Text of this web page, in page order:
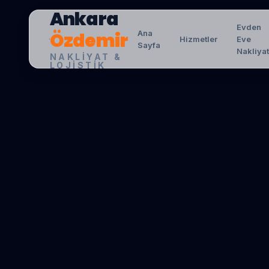
Ankara
Özdemir
NAKLIYAT &
LOJISTIK
Ana
Sayfa
Hizmetler
Evden
Eve
Nakliyat